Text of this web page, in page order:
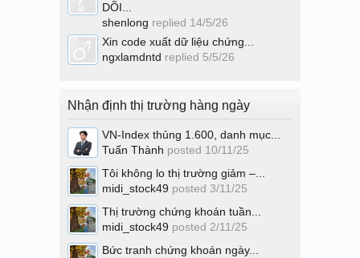
DÕI...
shenlong replied 14/5/26
Xin code xuất dữ liệu chứng...
ngxlamdntd replied 5/5/26
Nhận định thị trường hàng ngày
VN-Index thủng 1.600, danh mục...
Tuấn Thành posted 10/11/25
Tôi không lo thị trường giảm –...
midi_stock49 posted 3/11/25
Thị trường chứng khoán tuần...
midi_stock49 posted 2/11/25
Bức tranh chứng khoán ngày...